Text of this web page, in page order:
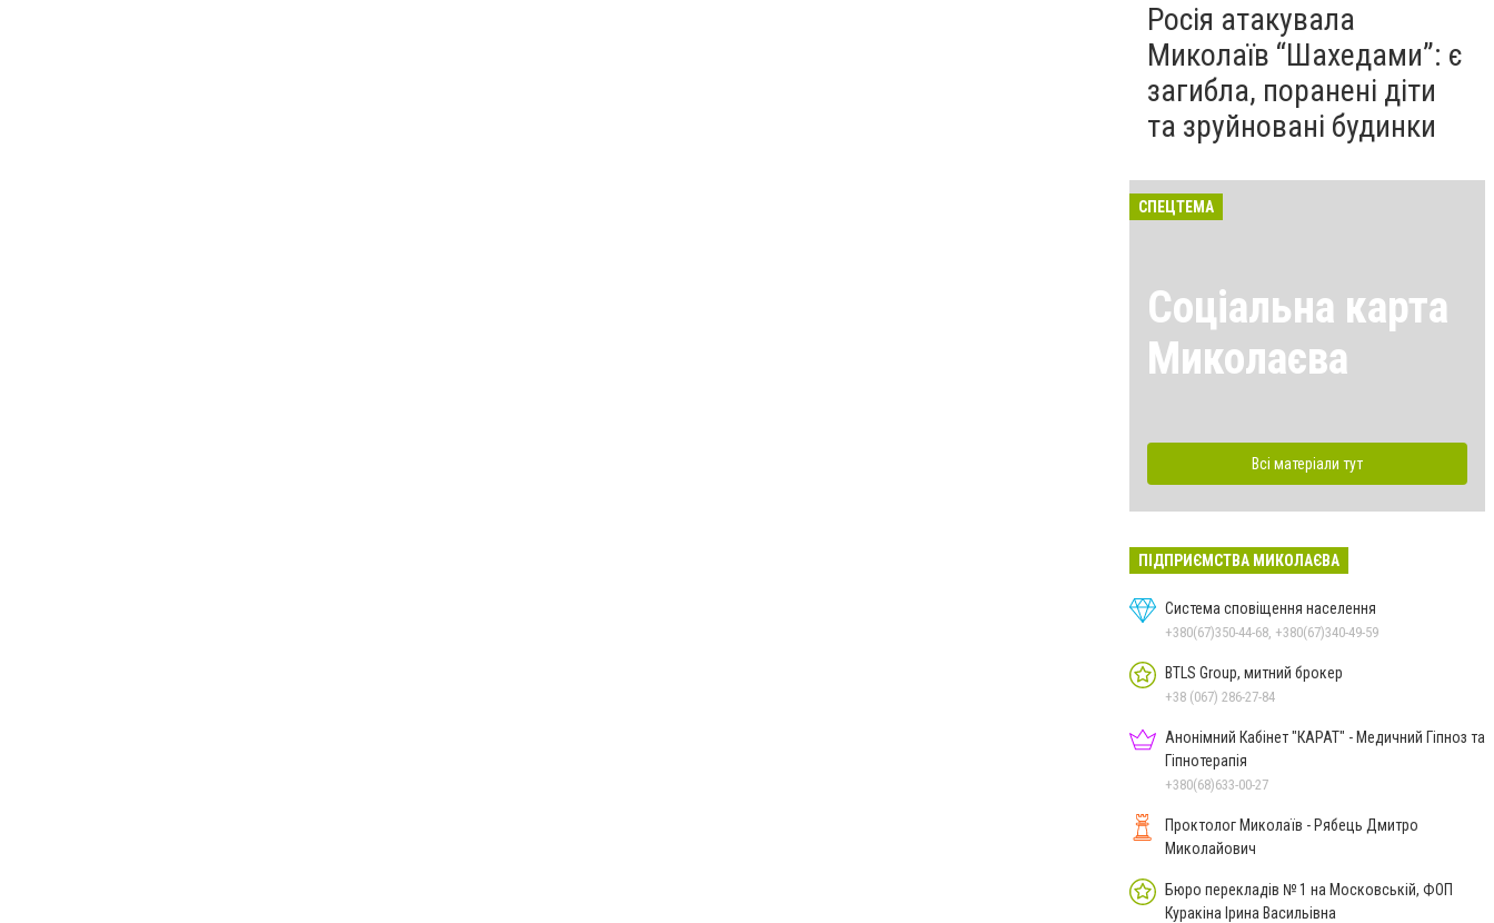
Росія атакувала
Миколаїв “Шахедами”: є
загибла, поранені діти
та зруйновані будинки
СПЕЦТЕМА
Соціальна карта
Миколаєва
Всі матеріали тут
ПІДПРИЄМСТВА МИКОЛАЄВА
Система сповіщення населення
+380(67)350-44-68, +380(67)340-49-59
BTLS Group, митний брокер
+38 (067) 286-27-84
Анонімний Кабінет "КАРАТ" - Медичний Гіпноз та
Гіпнотерапія
+380(68)633-00-27
Проктолог Миколаїв - Рябець Дмитро
Миколайович
Бюро перекладів № 1 на Московській, ФОП
Куракіна Ірина Васильівна